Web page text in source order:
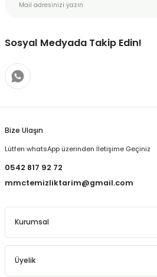
Sosyal Medyada Takip Edin!
Bize Ulaşın
Lütfen whatsApp üzerinden İletişime Geçiniz
0542 817 92 72
mmctemizliktarim@gmail.com
Kurumsal
Üyelik